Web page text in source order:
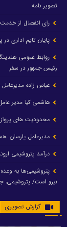
تصویر نامه
رای انفصال از
پایان تایم اداری در
روابط عمومی
رئیس جمهور در سفر
عباس زاده
هاشمی کیا مدیر
محدودیت های
مدیرعامل پارسان:
درآمد پتروشیمی اروند از ۳۵ همت
پتروشیمی‌ها به
نیرو است/ پتروشیمی،
گزارش تصویری